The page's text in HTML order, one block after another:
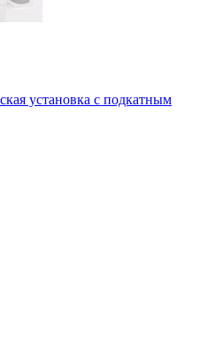
установка с подкатным